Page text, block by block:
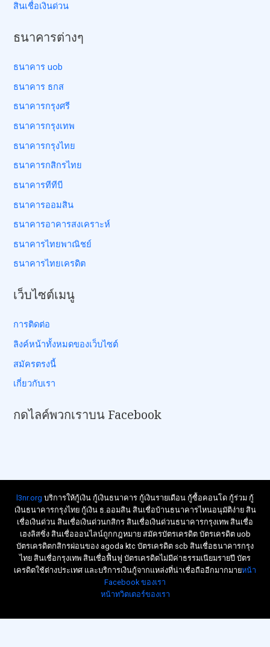
สินเชื่อเงินด่วน
ธนาคารต่างๆ
ธนาคาร uob
ธนาคาร ธกส
ธนาคารกรุงศรี
ธนาคารกรุงเทพ
ธนาคารกรุงไทย
ธนาคารกสิกรไทย
ธนาคารทีทีบี
ธนาคารออมสิน
ธนาคารอาคารสงเคราะห์
ธนาคารไทยพาณิชย์
ธนาคารไทยเครดิต
เว็บไซต์เมนู
การติดต่อ
ลิงค์หน้าทั้งหมดของเว็บไซต์
สมัครตรงนี้
เกี่ยวกับเรา
กดไลค์พวกเราบน Facebook
l3nr.org บริการให้กู้เงิน กู้เงินธนาคาร กู้เงินรายเดือน กู้ซื้อคอนโด กู้ร่วม กู้
เงินธนาคารกรุงไทย กู้เงิน ธ.ออมสิน สินเชื่อบ้านธนาคารไหนอนุมัติง่าย สิน
เชื่อเงินด่วน สินเชื่อเงินด่วนกสิกร สินเชื่อเงินด่วนธนาคารกรุงเทพ สินเชื่อ
เฮงลิสซิ่ง สินเชื่อออนไลน์ถูกกฎหมาย สมัครบัตรเครดิต บัตรเครดิต uob
บัตรเครดิตกสิกรผ่อนของ agoda ktc บัตรเครดิต scb สินเชื่อธนาคารกรุง
ไทย สินเชื่อกรุงเทพ สินเชื่อฟื้นฟู บัตรเครดิตไม่มีค่าธรรมเนียมรายปี บัตร
เครดิตใช้ต่างประเทศ และบริการเงินกู้จากแหล่งที่น่าเชื่อถืออีกมากมายหน้า
Facebook ของเรา
หน้าทวิตเตอร์ของเรา